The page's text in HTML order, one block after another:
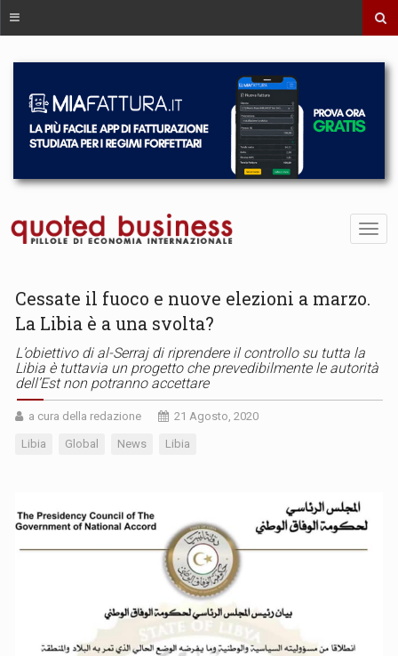
Cessate il fuoco e nuove elezioni a marzo.
La Libia è a una svolta?
L’obiettivo di al-Serraj di riprendere il controllo su tutta la
Libia è tuttavia un progetto che prevedibilmente le autorità
dell’Est non potranno accettare
a cura della redazione 21 Agosto, 2020
Libia Global News Libia